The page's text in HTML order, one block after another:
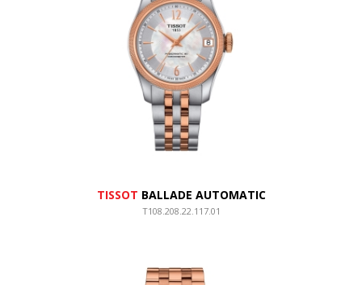
TISSOT BALLADE AUTOMATIC
T108.208.22.117.01